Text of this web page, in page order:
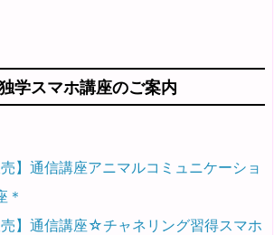
学スマホ講座のご案内
売】通信講座アニマルコミュニケーショ
＊
売】通信講座☆チャネリング習得スマホ